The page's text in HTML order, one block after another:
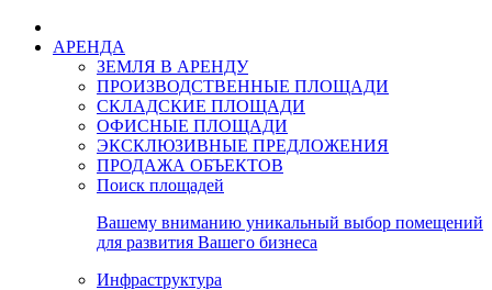
АРЕНДА
ЗЕМЛЯ В АРЕНДУ
ПРОИЗВОДСТВЕННЫЕ ПЛОЩАДИ
СКЛАДСКИЕ ПЛОЩАДИ
ОФИСНЫЕ ПЛОЩАДИ
ЭКСКЛЮЗИВНЫЕ ПРЕДЛОЖЕНИЯ
ПРОДАЖА ОБЪЕКТОВ
Поиск площадей
Вашему вниманию уникальный выбор помещений
для развития Вашего бизнеса
Инфраструктура